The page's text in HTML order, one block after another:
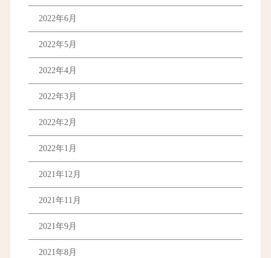
2022年6月
2022年5月
2022年4月
2022年3月
2022年2月
2022年1月
2021年12月
2021年11月
2021年9月
2021年8月